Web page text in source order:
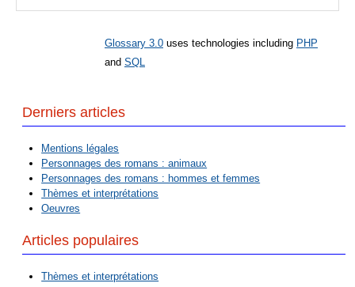
Glossary 3.0 uses technologies including PHP
and SQL
Derniers articles
Mentions légales
Personnages des romans : animaux
Personnages des romans : hommes et femmes
Thèmes et interprétations
Oeuvres
Articles populaires
Thèmes et interprétations